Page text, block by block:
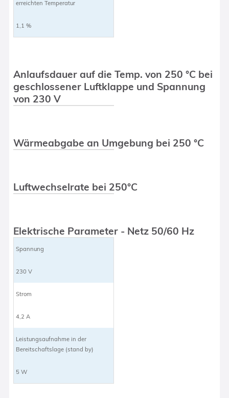
erreichten Temperatur
1,1 %
Anlaufsdauer auf die Temp. von 250 °C bei
geschlossener Luftklappe und Spannung
von 230 V
Wärmeabgabe an Umgebung bei 250 °C
Luftwechselrate bei 250°C
Elektrische Parameter - Netz 50/60 Hz
Spannung
230 V
Strom
4,2 A
Leistungsaufnahme in der
Bereitschaftslage (stand by)
5 W